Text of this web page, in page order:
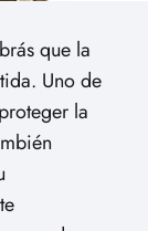
que la
Uno de
la